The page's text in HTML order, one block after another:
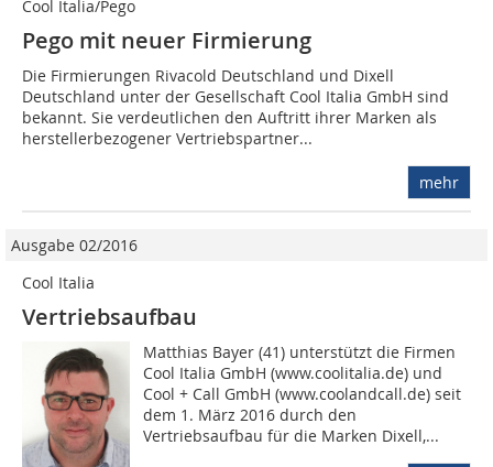
Cool Italia/Pego
Pego mit neuer Firmierung
Die Firmierungen Rivacold Deutschland und Dixell
Deutschland unter der Gesellschaft Cool Italia GmbH sind
bekannt. Sie verdeutlichen den Auftritt ihrer Marken als
herstellerbezogener Vertriebspartner...
mehr
Ausgabe 02/2016
Cool Italia
Vertriebsaufbau
Matthias Bayer (41) unterstützt die Fir­­men
Cool Italia GmbH (www.coolitalia.de) und
Cool + Call GmbH (www.coolandcall.de) seit
dem 1. März 2016 durch den
Vertriebsaufbau für die Marken Dixell,...